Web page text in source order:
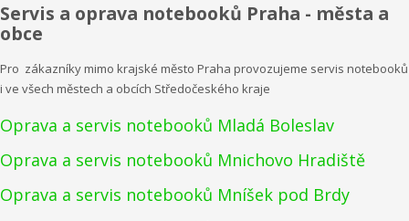
Servis a oprava notebooků Praha - města a
obce
Pro zákazníky mimo krajské město Praha provozujeme servis notebooků
i ve všech městech a obcích Středočeského kraje
Oprava a servis notebooků Mladá Boleslav
Oprava a servis notebooků Mnichovo Hradiště
Oprava a servis notebooků Mníšek pod Brdy